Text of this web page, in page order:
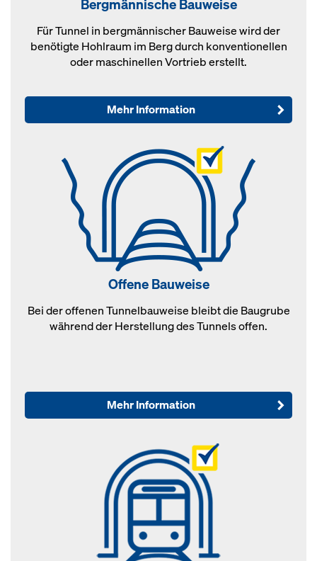
Bergmännische Bauweise
Für Tunnel in bergmännischer Bauweise wird der
benötigte Hohlraum im Berg durch konventionellen
oder maschinellen Vortrieb erstellt.
Mehr Information
Offene Bauweise
Bei der offenen Tunnelbauweise bleibt die Baugrube
während der Herstellung des Tunnels offen.
Mehr Information